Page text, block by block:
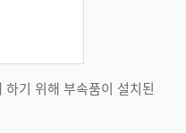
기 위해 부속품이 설치된